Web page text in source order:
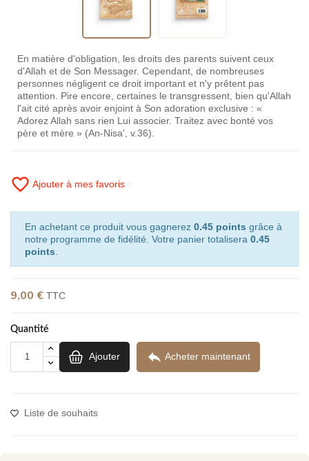
En matière d'obligation, les droits des parents suivent ceux
d'Allah et de Son Messager. Cependant, de nombreuses
personnes négligent ce droit important et n'y prêtent pas
attention. Pire encore, certaines le transgressent, bien qu'Allah
l'ait cité après avoir enjoint à Son adoration exclusive : «
Adorez Allah sans rien Lui associer. Traitez avec bonté vos
père et mère » (An-Nisa', v.36).
favorite_border Ajouter à mes favoris
En achetant ce produit vous gagnerez 0.45 points grâce à
notre programme de fidélité. Votre panier totalisera 0.45
points
9,00 € TTC
Quantité
Ajouter  Acheter maintenant
Liste de souhaits